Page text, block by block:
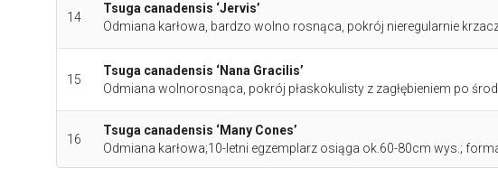
14
Tsuga canadensis ‘Jervis’
Odmiana karłowa, bardzo wolno rosnąca, pokrój nieregularnie
15
Tsuga canadensis ‘Nana Gracilis’
Odmiana wolnorosnąca, pokrój płaskokulisty z zagłębieniem po
16
Tsuga canadensis ‘Many Cones’
Odmiana karłowa;10-letni egzemplarz osiąga ok.60-80cm wys.;